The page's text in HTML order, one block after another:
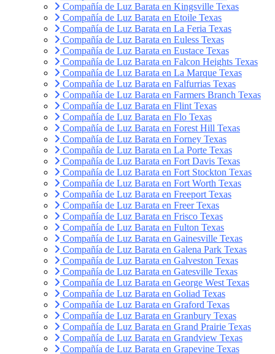
Compañía de Luz Barata en Kingsville Texas
Compañía de Luz Barata en Etoile Texas
Compañía de Luz Barata en La Feria Texas
Compañía de Luz Barata en Euless Texas
Compañía de Luz Barata en Eustace Texas
Compañía de Luz Barata en Falcon Heights Texas
Compañía de Luz Barata en La Marque Texas
Compañía de Luz Barata en Falfurrias Texas
Compañía de Luz Barata en Farmers Branch Texas
Compañía de Luz Barata en Flint Texas
Compañía de Luz Barata en Flo Texas
Compañía de Luz Barata en Forest Hill Texas
Compañía de Luz Barata en Forney Texas
Compañía de Luz Barata en La Porte Texas
Compañía de Luz Barata en Fort Davis Texas
Compañía de Luz Barata en Fort Stockton Texas
Compañía de Luz Barata en Fort Worth Texas
Compañía de Luz Barata en Freeport Texas
Compañía de Luz Barata en Freer Texas
Compañía de Luz Barata en Frisco Texas
Compañía de Luz Barata en Fulton Texas
Compañía de Luz Barata en Gainesville Texas
Compañía de Luz Barata en Galena Park Texas
Compañía de Luz Barata en Galveston Texas
Compañía de Luz Barata en Gatesville Texas
Compañía de Luz Barata en George West Texas
Compañía de Luz Barata en Goliad Texas
Compañía de Luz Barata en Graford Texas
Compañía de Luz Barata en Granbury Texas
Compañía de Luz Barata en Grand Prairie Texas
Compañía de Luz Barata en Grandview Texas
Compañía de Luz Barata en Grapevine Texas